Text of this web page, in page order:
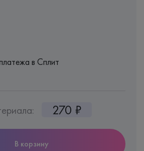
в Сплит
270 ₽
В корзину